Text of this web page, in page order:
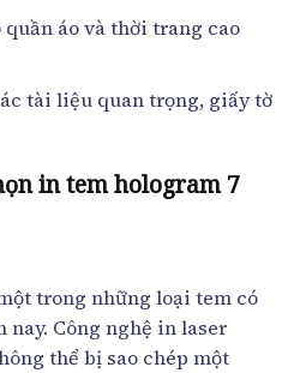
áo và thời trang cao
tài liệu quan trọng, giấy tờ
in tem hologram 7
trong những loại tem có
nay. Công nghệ in laser
thể bị sao chép một